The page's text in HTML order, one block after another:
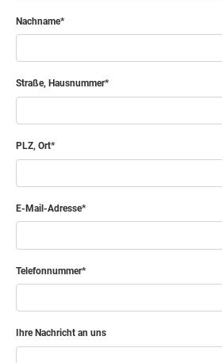
Nachname
Straße, Hausnummer
PLZ, Ort
E-Mail-Adresse
Telefonnummer
Ihre Nachricht an uns